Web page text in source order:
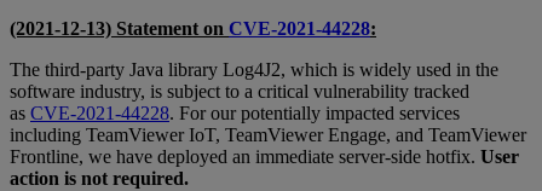
(2021-12-13) Statement on CVE-2021-44228:
The third-party Java library Log4J2, which is widely used in the
software industry, is subject to a critical vulnerability tracked
as CVE-2021-44228. For our potentially impacted services
including TeamViewer IoT, TeamViewer Engage, and TeamViewer
Frontline, we have deployed an immediate server-side hotfix. User
action is not required.